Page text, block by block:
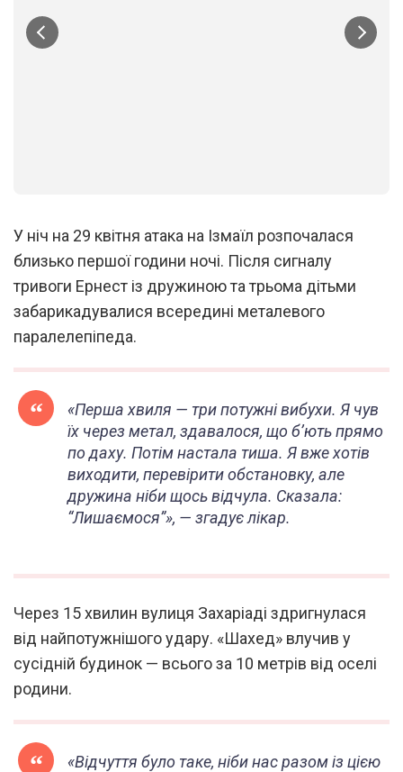
У ніч на 29 квітня атака на Ізмаїл розпочалася
близько першої години ночі. Після сигналу
тривоги Ернест із дружиною та трьома дітьми
забарикадувалися всередині металевого
паралелепіпеда.
«Перша хвиля — три потужні вибухи. Я чув
їх через метал, здавалося, що б’ють прямо
по даху. Потім настала тиша. Я вже хотів
виходити, перевірити обстановку, але
дружина ніби щось відчула. Сказала:
“Лишаємося”», — згадує лікар.
Через 15 хвилин вулиця Захаріаді здригнулася
від найпотужнішого удару. «Шахед» влучив у
сусідній будинок — всього за 10 метрів від оселі
родини.
«Відчуття було таке, ніби нас разом із цією